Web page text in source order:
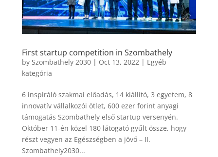
First startup competition in Szombathely
by Szombathely 2030| Oct 13, 2022| Egyéb
kategória
6 inspiráló szakmai előadás, 14 kiállító, 3 egyetem, 8
innovatív vállalkozói ötlet, 600 ezer forint anyagi
támogatás Szombathely első startup versenyén.
Október 11-én közel 180 látogató gyűlt össze, hogy
részt vegyen az Egészségben a jövő – II.
Szombathely2030...